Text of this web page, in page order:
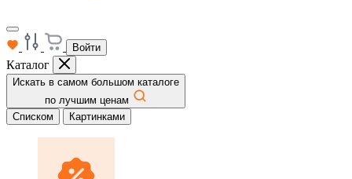
Войти
Каталог
Искать в самом большом каталоге
по лучшим ценам
Списком
Картинками